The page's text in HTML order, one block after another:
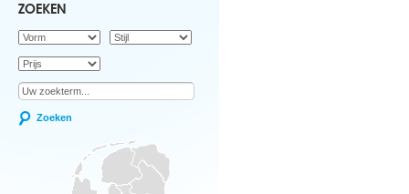
ZOEKEN
Zoeken